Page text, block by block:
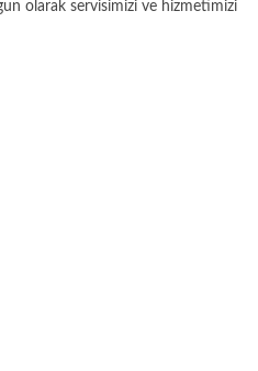
olarak servisimizi ve hizmetimizi